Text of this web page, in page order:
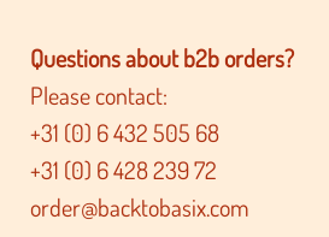
Questions about b2b orders?
Please contact:
+31 (0) 6 432 505 68
+31 (0) 6 428 239 72
order@backtobasix.com